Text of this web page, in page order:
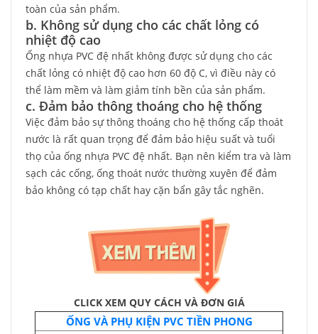
toàn của sản phẩm.
b. Không sử dụng cho các chất lỏng có
nhiệt độ cao
Ống nhựa PVC đệ nhất không được sử dụng cho các
chất lỏng có nhiệt độ cao hơn 60 độ C, vì điều này có
thể làm mềm và làm giảm tính bền của sản phẩm.
c. Đảm bảo thông thoáng cho hệ thống
Việc đảm bảo sự thông thoáng cho hệ thống cấp thoát
nước là rất quan trọng để đảm bảo hiệu suất và tuổi
thọ của ống nhựa PVC đệ nhất. Bạn nên kiểm tra và làm
sạch các cống, ống thoát nước thường xuyên để đảm
bảo không có tạp chất hay cặn bẩn gây tắc nghẽn.
CLICK XEM QUY CÁCH VÀ ĐƠN GIÁ
ỐNG VÀ PHỤ KIỆN PVC TIỀN PHONG